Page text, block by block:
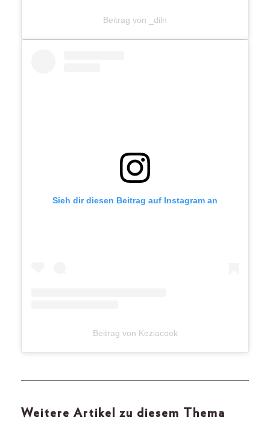
Beitrag von _diln
Sieh dir diesen Beitrag auf Instagram an
Beitrag von Keziacook
Weitere Artikel zu diesem Thema